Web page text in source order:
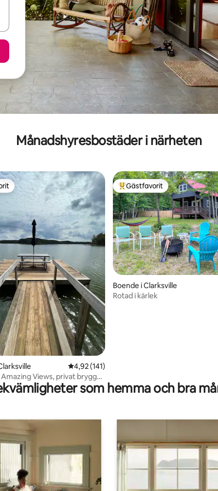
Månadshyresbostäder i närheten
betyg, 74 omdömen
4,92 av 5 i genomsnittligt betyg, 141
4,92 (141)
Views, privat brygga,
Populär gästfavorit
Gästfavorit
Boende i Clarksville
Rotad i kärlek
som hemma och bra